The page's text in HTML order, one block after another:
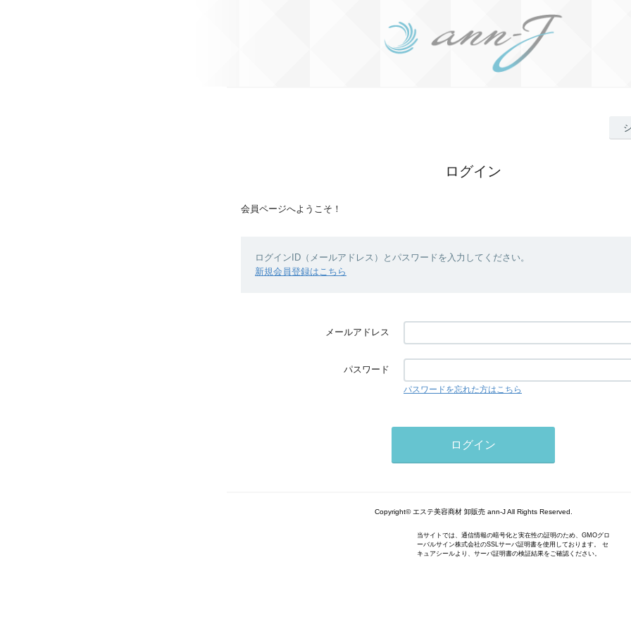
ログイン
会員ページへようこそ！
ログインID（メールアドレス）とパスワードを入力してください。
新規会員登録はこちら
メールアドレス
パスワード
パスワードを忘れた方はこちら
Copyright© エステ美容商材 卸販売 ann-J All Rights Reserved.
当サイトでは、通信情報の暗号化と実在性の証明のため、GMOグロ
ーバルサイン株式会社のSSLサーバ証明書を使用しております。 セ
キュアシールより、サーバ証明書の検証結果をご確認ください。